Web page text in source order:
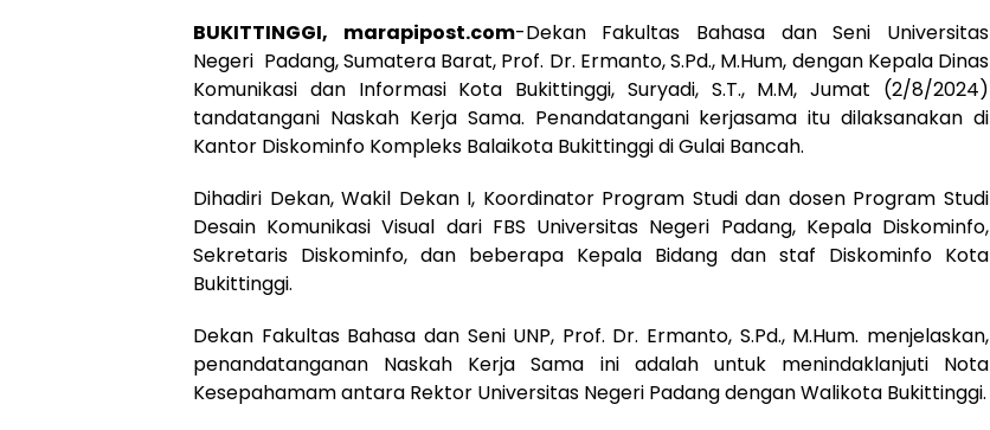
BUKITTINGGI, marapipost.com-Dekan Fakultas Bahasa dan Seni Universitas
Negeri Padang, Sumatera Barat, Prof. Dr. Ermanto, S.Pd., M.Hum, dengan Kepala Dinas
Komunikasi dan Informasi Kota Bukittinggi, Suryadi, S.T., M.M, Jumat (2/8/2024)
tandatangani Naskah Kerja Sama. Penandatangani kerjasama itu dilaksanakan di
Kantor Diskominfo Kompleks Balaikota Bukittinggi di Gulai Bancah.
Dihadiri Dekan, Wakil Dekan I, Koordinator Program Studi dan dosen Program Studi
Desain Komunikasi Visual dari FBS Universitas Negeri Padang, Kepala Diskominfo,
Sekretaris Diskominfo, dan beberapa Kepala Bidang dan staf Diskominfo Kota
Bukittinggi.
Dekan Fakultas Bahasa dan Seni UNP, Prof. Dr. Ermanto, S.Pd., M.Hum. menjelaskan,
penandatanganan Naskah Kerja Sama ini adalah untuk menindaklanjuti Nota
Kesepahamam antara Rektor Universitas Negeri Padang dengan Walikota Bukittinggi.